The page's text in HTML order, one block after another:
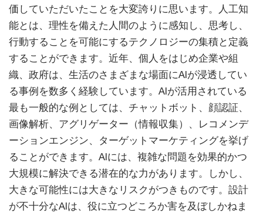
価していただいたことを大変誇りに思います。人工知
能とは、理性を備えた人間のように感知し、思考し、
行動することを可能にするテクノロジーの集積と定義
することができます。近年、個人をはじめ企業や組
織、政府は、生活のさまざまな場面にAIが浸透してい
る事例を数多く経験しています。AIが活用されている
最も一般的な例としては、チャットボット、顔認証、
画像解析、アグリゲーター（情報収集）、レコメンデ
ーションエンジン、ターゲットマーケティングを挙げ
ることができます。AIには、複雑な問題を効果的かつ
大規模に解決できる潜在的な力があります。しかし、
大きな可能性には大きなリスクがつきものです。設計
が不十分なAIは、役に立つどころか害を及ぼしかねま